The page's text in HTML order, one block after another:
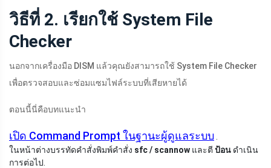
วิธีที่ 2. เรียกใช้ System File
Checker
นอกจากเครื่องมือ DISM แล้วคุณยังสามารถใช้ System File Checker
เพื่อตรวจสอบและซ่อมแซมไฟล์ระบบที่เสียหายได้
ตอนนี้นี่คือบทแนะนำ
เปิด Command Prompt ในฐานะผู้ดูแลระบบ
ในหน้าต่างบรรทัดคำสั่งพิมพ์คำสั่ง sfc / scannow และตี ป้อน ดำเนิน
การต่อไป.